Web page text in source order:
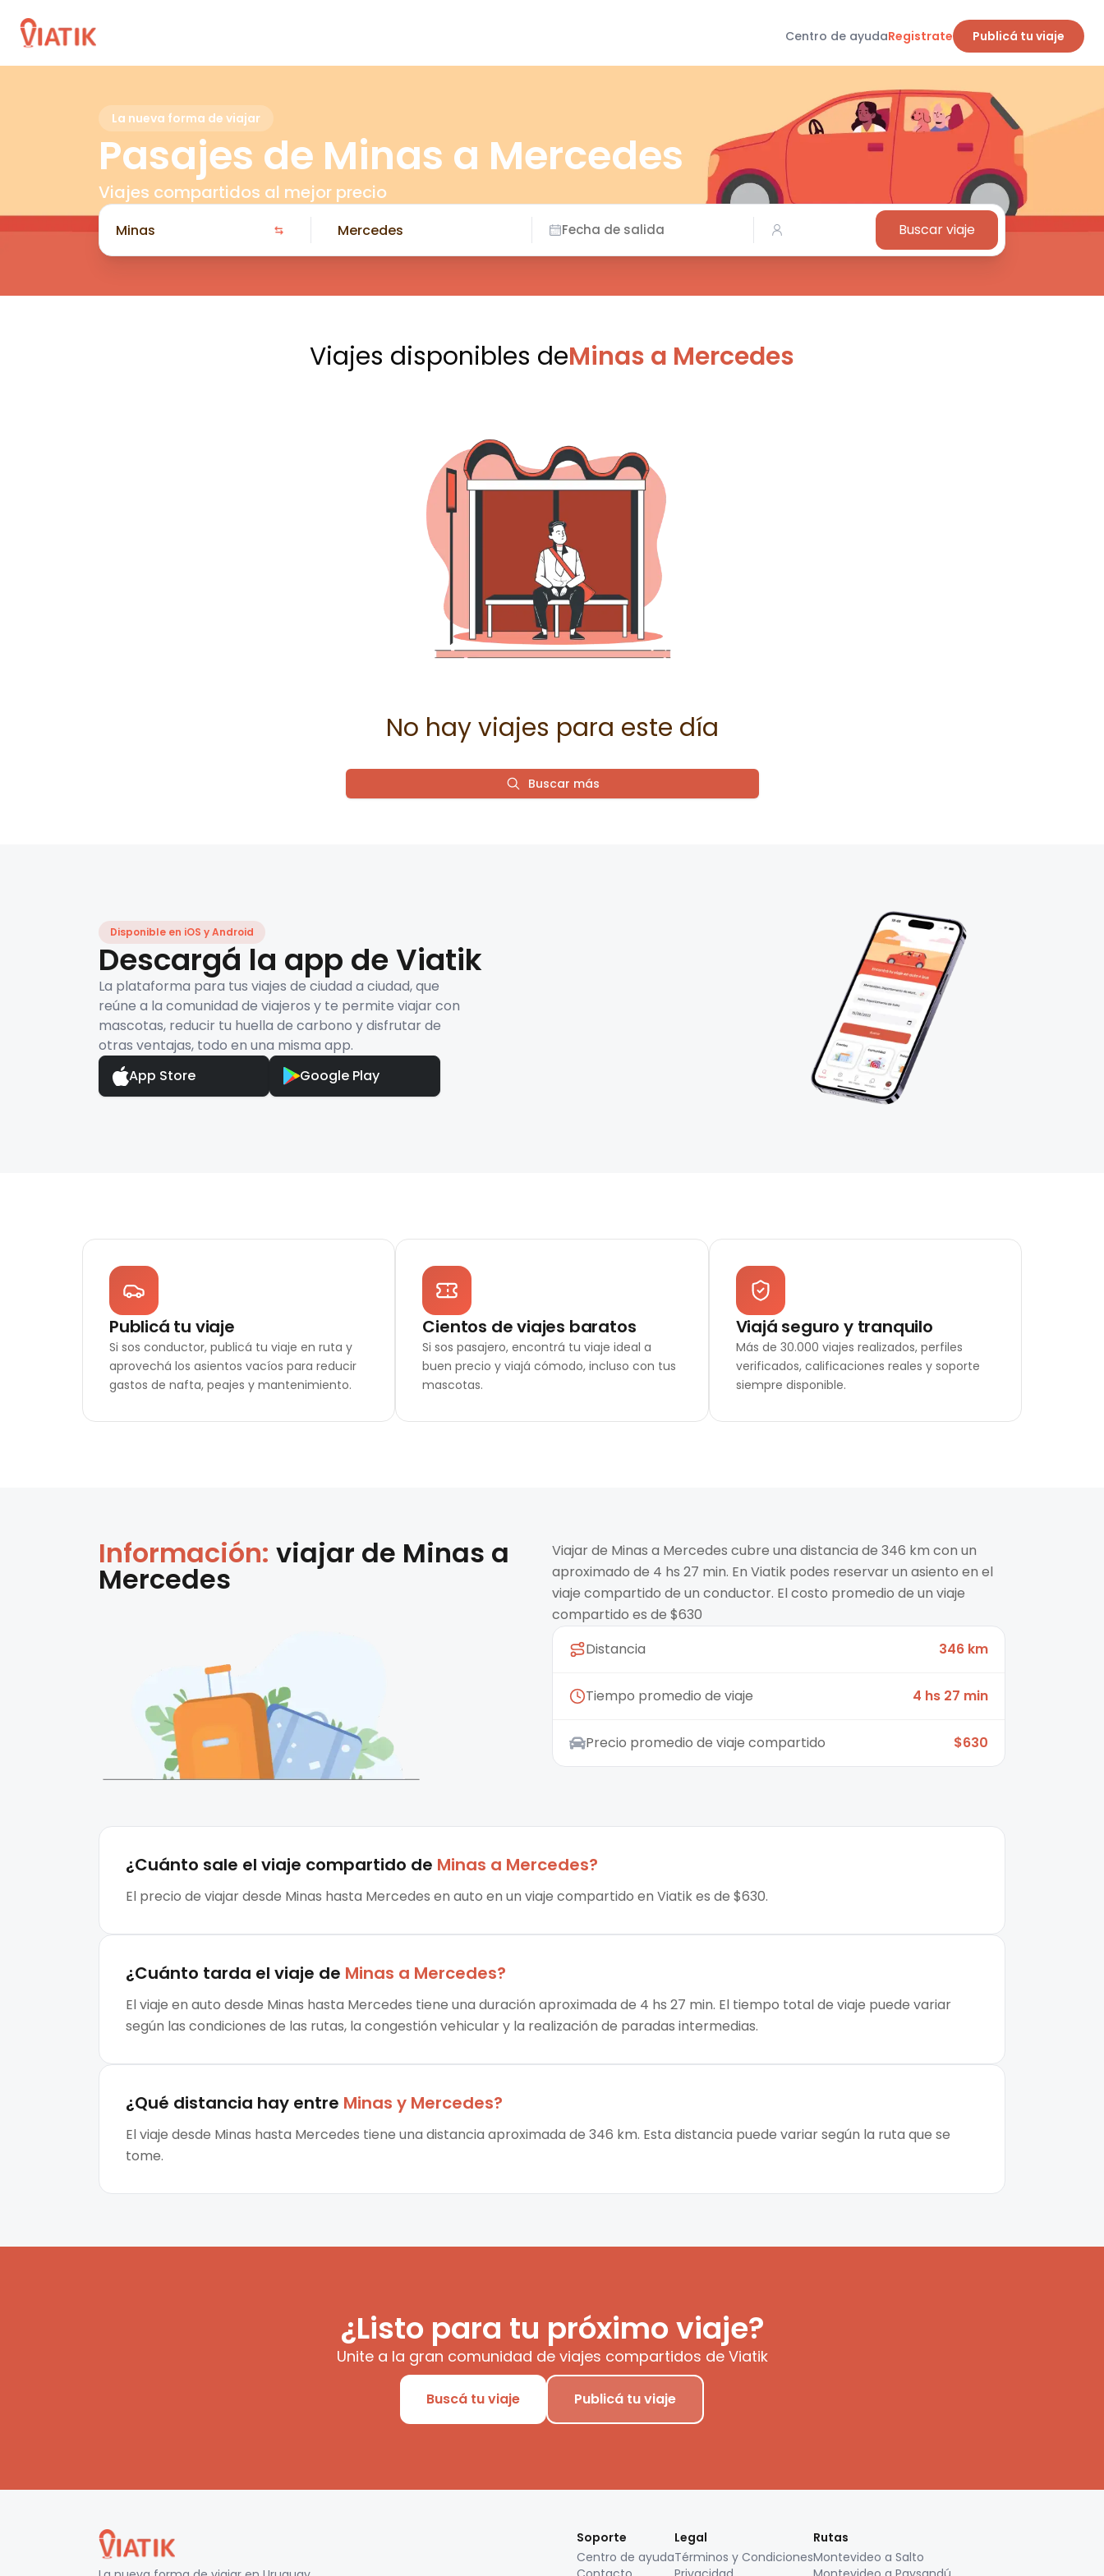
Centro de ayudaRegistrate Publicá tu viaje
La nueva forma de viajar
Pasajes de Minas a Mercedes
Viajes compartidos al mejor precio
Fecha de salida Buscar viaje
Viajes disponibles deMinas a Mercedes
No hay viajes para este día
Buscar más
Disponible en iOS y Android
Descargá la app de Viatik
La plataforma para tus viajes de ciudad a ciudad, que
reúne a la comunidad de viajeros y te permite viajar con
mascotas, reducir tu huella de carbono y disfrutar de
otras ventajas, todo en una misma app.
App Store
Google Play
Publicá tu viaje
Si sos conductor, publicá tu viaje en ruta y
aprovechá los asientos vacíos para reducir
gastos de nafta, peajes y mantenimiento.
Cientos de viajes baratos
Si sos pasajero, encontrá tu viaje ideal a
buen precio y viajá cómodo, incluso con tus
mascotas.
Viajá seguro y tranquilo
Más de 30.000 viajes realizados, perfiles
verificados, calificaciones reales y soporte
siempre disponible.
Información: viajar de Minas a
Mercedes
Viajar de Minas a Mercedes cubre una distancia de 346 km con un
aproximado de 4 hs 27 min. En Viatik podes reservar un asiento en el
viaje compartido de un conductor. El costo promedio de un viaje
compartido es de $630
Distancia
346 km
Tiempo promedio de viaje 4 hs 27 min
Precio promedio de viaje compartido $630
¿Cuánto sale el viaje compartido de Minas a Mercedes?
El precio de viajar desde Minas hasta Mercedes en auto en un viaje compartido en Viatik es de $630.
¿Cuánto tarda el viaje de Minas a Mercedes?
El viaje en auto desde Minas hasta Mercedes tiene una duración aproximada de 4 hs 27 min. El tiempo total de viaje puede variar
según las condiciones de las rutas, la congestión vehicular y la realización de paradas intermedias.
¿Qué distancia hay entre Minas y Mercedes?
El viaje desde Minas hasta Mercedes tiene una distancia aproximada de 346 km. Esta distancia puede variar según la ruta que se
tome.
¿Listo para tu próximo viaje?
Unite a la gran comunidad de viajes compartidos de Viatik
Buscá tu viaje Publicá tu viaje
Soporte
Centro de ayuda
Legal
Términos y Condiciones
Rutas
Montevideo a Salto